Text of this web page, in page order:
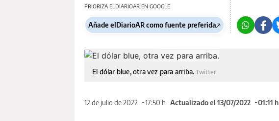
PRIORIZA ELDIARIOAR EN GOOGLE
Añade elDiarioAR como fuente preferida
El dólar blue, otra vez para arriba.Twitter
12 de julio de 2022 17:50 h Actualizado el 13/07/2022 01:11 h